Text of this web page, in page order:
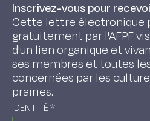
Inscrivez-vous pour
Cette lettre électronique
gratuitement par l'AFPF
d'un lien organique et
ses membres et toutes
concernées par les
prairies.
IDENTITÉ*